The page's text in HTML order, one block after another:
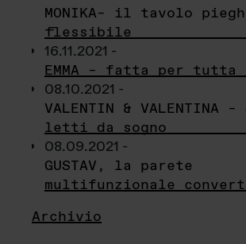
MONIKA– il tavolo
flessibile
16.11.2021 -
EMMA – fatta per
08.10.2021 -
VALENTIN & VALENTINA –
letti da sogno
08.09.2021 -
GUSTAV, la parete
multifunzionale
Archivio